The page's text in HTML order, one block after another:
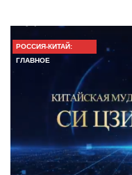
РОССИЯ-КИТАЙ:
ГЛАВНОЕ